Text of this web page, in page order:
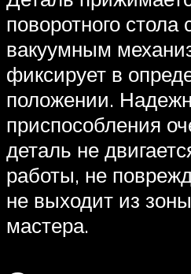
поворотного
вакуумным
фиксирует в
положении.
приспособления
деталь не
работы, не
не выходит из
мастера.